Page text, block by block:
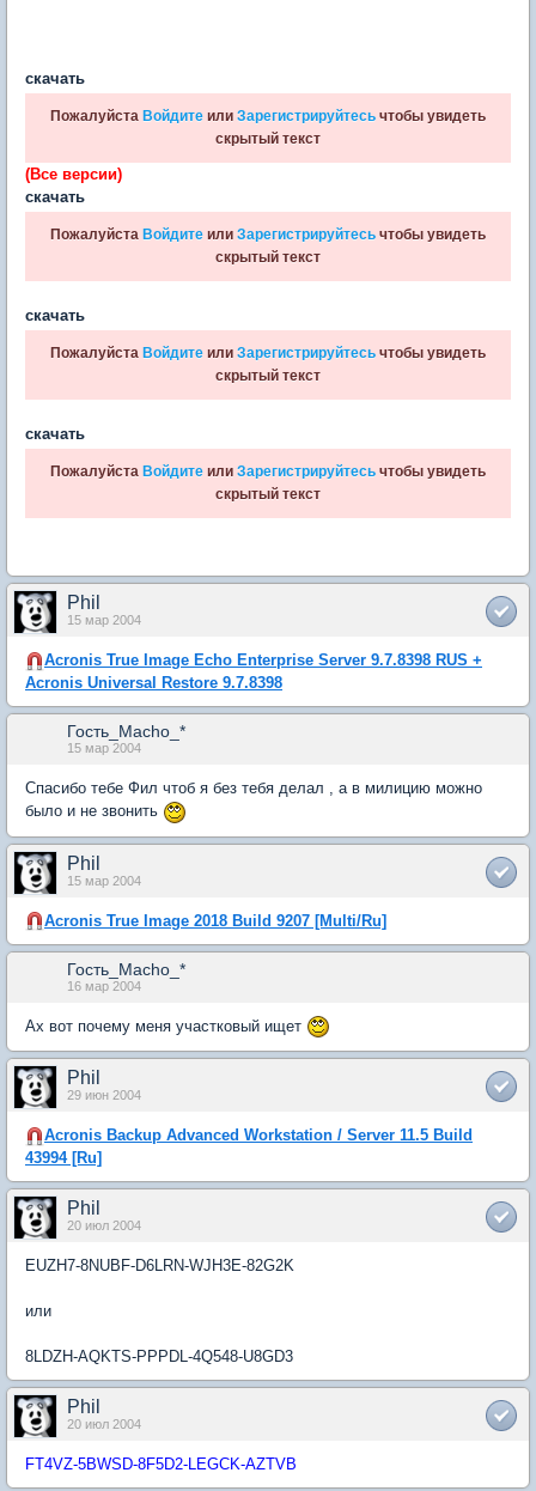
скачать
Пожалуйста Войдите или Зарегистрируйтесь чтобы увидеть
скрытый текст
(Все версии)
скачать
Пожалуйста Войдите или Зарегистрируйтесь чтобы увидеть
скрытый текст
скачать
Пожалуйста Войдите или Зарегистрируйтесь чтобы увидеть
скрытый текст
скачать
Пожалуйста Войдите или Зарегистрируйтесь чтобы увидеть
скрытый текст
Phil
15 мар 2004
Acronis True Image Echo Enterprise Server 9.7.8398 RUS +
Acronis Universal Restore 9.7.8398
Гость_Macho_*
15 мар 2004
Спасибо тебе Фил чтоб я без тебя делал , а в милицию можно
было и не звонить
Phil
15 мар 2004
Acronis True Image 2018 Build 9207 [Multi/Ru]
Гость_Macho_*
16 мар 2004
Ах вот почему меня участковый ищет
Phil
29 июн 2004
Acronis Backup Advanced Workstation / Server 11.5 Build
43994 [Ru]
Phil
20 июл 2004
EUZH7-8NUBF-D6LRN-WJH3E-82G2K
или
8LDZH-AQKTS-PPPDL-4Q548-U8GD3
Phil
20 июл 2004
FT4VZ-5BWSD-8F5D2-LEGCK-AZTVB